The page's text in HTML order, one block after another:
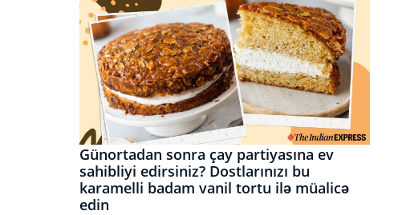
Günortadan sonra çay partiyasına ev
sahibliyi edirsiniz? Dostlarınızı bu
karamelli badam vanil tortu ilə müalicə
edin